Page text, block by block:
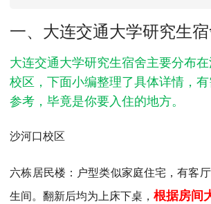
MPAcc会计专硕
院校库 考试报名 招生政策 学制
考试真题
报考经验 招生简章
MTA旅游管理
考试真题
报考经验 招生简章
一、大连交通大学研究生
大连交通大学研究生宿舍主要分布
校区，下面小编整理了具体详情，
参考，毕竟是你要入住的地方。
沙河口校区
六栋居民楼：户型类似家庭住宅，有客
生间。翻新后均为上床下桌，根据房间